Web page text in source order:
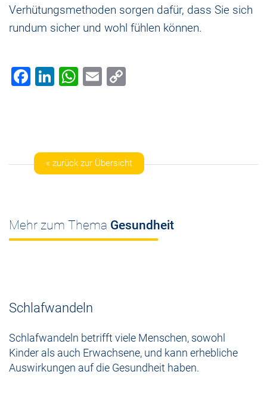
Verhütungsmethoden sorgen dafür, dass Sie sich
rundum sicher und wohl fühlen können.
Facebook
LinkedIn
WhatsApp
Email
« zurück zur Übersicht
Mehr zum Thema Gesundheit
Schlafwandeln
Schlafwandeln betrifft viele Menschen, sowohl
Kinder als auch Erwachsene, und kann erhebliche
Auswirkungen auf die Gesundheit haben.